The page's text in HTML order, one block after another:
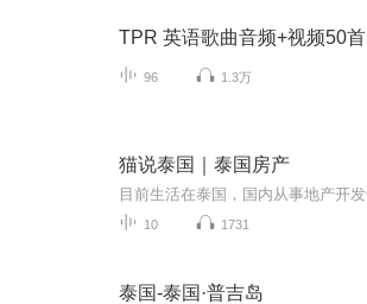
TPR 英语歌曲音频+视频50首
96 1.3万
猫说泰国｜泰国房产
10 1731
泰国-泰国·普吉岛